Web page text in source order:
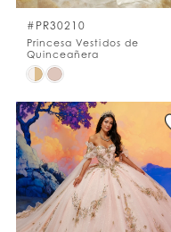
#PR30210
Princesa Vestidos de
Quinceañera
Skip
List
#6cfcb5fc36
to
end